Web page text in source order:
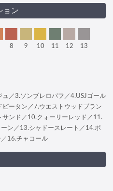
ョン
8 9 10 11 12 13
／3.ソンブレロバフ／4.USJゴール
ピータン／7.ウエストウッドブラン
サンド／10.クォーリーレッド／11.
ン／13.シャドースレート／14.ポ
16.チャコール